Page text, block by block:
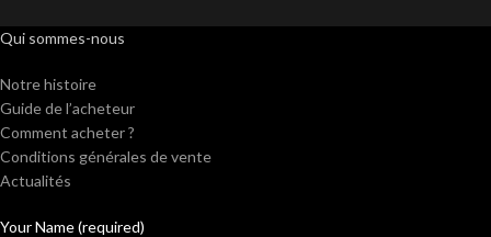
Qui sommes-nous
Notre histoire
Guide de l’acheteur
Comment acheter ?
Conditions générales de vente
Actualités
Your Name (required)